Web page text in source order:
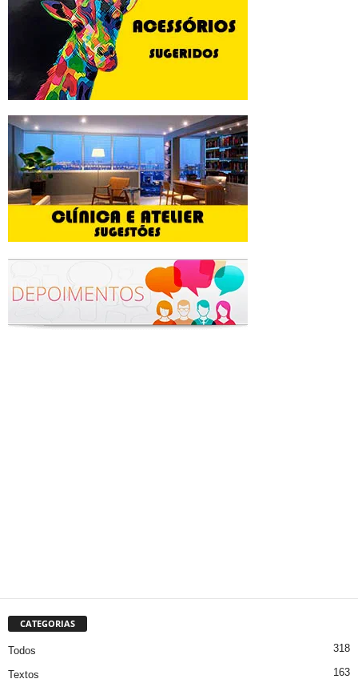
CATEGORIAS
Todos 318
Textos 163